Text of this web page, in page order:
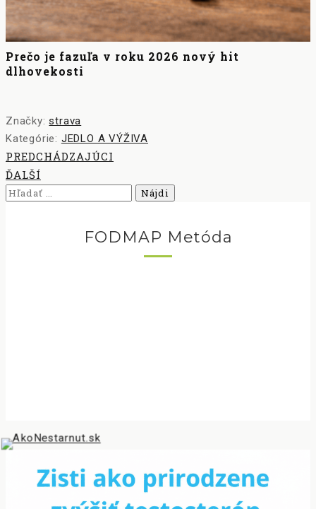
Prečo je fazuľa v roku 2026 nový hit
dlhovekosti
Značky:strava
Kategórie: JEDLO A VÝŽIVA
PREDCHÁDZAJÚCI
ĎALŠÍ
Hľadať:
FODMAP Metóda